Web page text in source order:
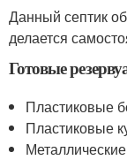
Данный септик
делается
Готовые
Пластиковые
Пластиковые